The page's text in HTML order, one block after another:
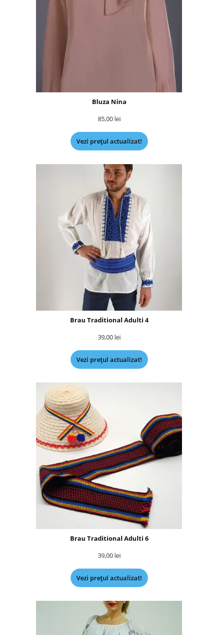
Bluza Nina
85,00 lei
Vezi prețul actualizat!
Brau Traditional Adulti 4
39,00 lei
Vezi prețul actualizat!
Brau Traditional Adulti 6
39,00 lei
Vezi prețul actualizat!